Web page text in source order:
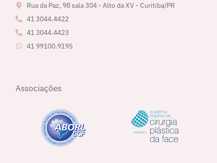
Rua da Paz, 98 sala 304 - Alto da XV - Curitiba/PR
41 3044.4422
41 3044.4423
41 99100.9195
Associações